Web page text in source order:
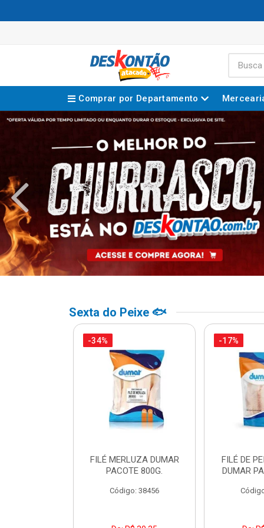
Comprar por Departamento
Sexta do Peixe 🐟
-34%
FILÉ MERLUZA DUMAR
PACOTE 800G.
Código: 38456
-17%
FILÉ DE
DUMAR